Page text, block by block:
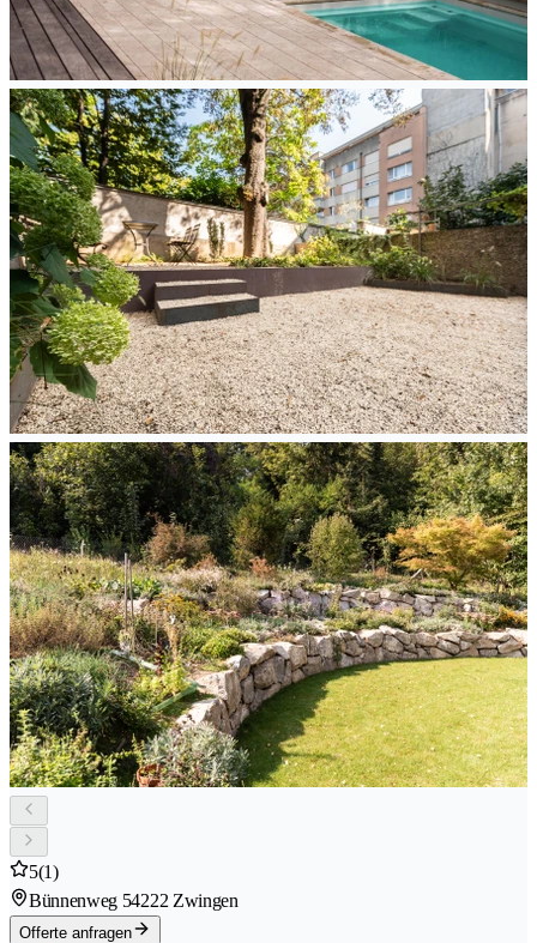
5(1)
Bünnenweg 54222 Zwingen
Offerte anfragen